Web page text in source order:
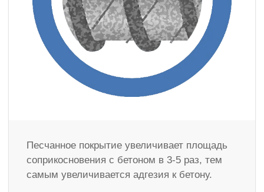
Песчанное покрытие увеличивает площадь
соприкосновения с бетоном в 3-5 раз, тем
самым увеличивается адгезия к бетону.